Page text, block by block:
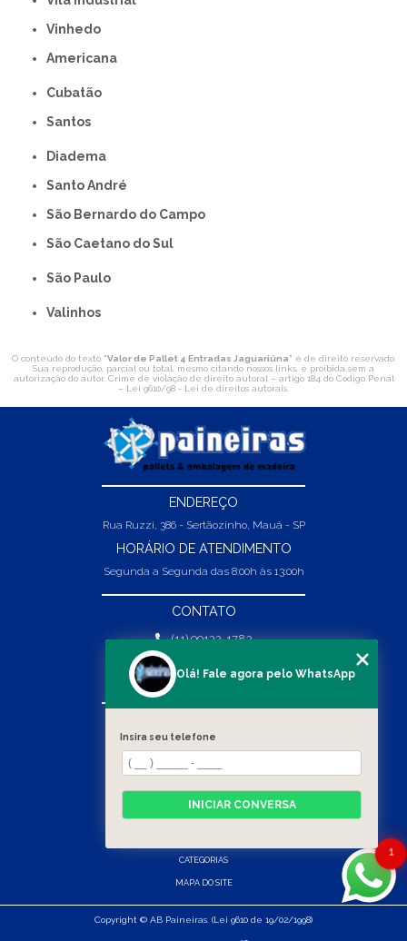
Vinhedo
americana
Cubatão
Santos
Diadema
Santo André
São Bernardo do Campo
São Caetano do Sul
São Paulo
Valinhos
O conteúdo do texto "Valor de Pallet 4 Entradas Jaguariúna" é de direito reservado.
Sua reprodução, parcial ou total, mesmo citando nossos links, é proibida sem a
autorização do autor. Crime de violação de direito autoral – artigo 184 do Código Penal
– Lei 9610/98 - Lei de direitos autorais.
ENDEREÇO
Rua Ruzzi, 386 - Sertãozinho, Mauá - SP
HORÁRIO DE ATENDIMENTO
Segunda a Segunda das 8:00h às 13:00h
CONTATO
(11) 99132-1783
(11) 99132-1783
vendas@abpaineiras.com.br
SOBRE NÓS
PRODUTOS
CATEGORIAS
MAPA DO SITE
Copyright © AB Paineiras. (Lei 9610 de 19/02/1998)
1
Olá! Fale agora pelo WhatsApp
Insira seu telefone
INICIAR CONVERSA